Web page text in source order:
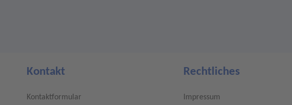
Kontakt
Kontaktformular
Rechtliches
Impressum